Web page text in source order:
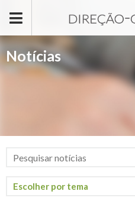
Notícias